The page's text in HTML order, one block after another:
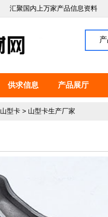
汇聚国内上万家产品信息资料
供求信息 产品展厅
山型卡 > 山型卡生产厂家